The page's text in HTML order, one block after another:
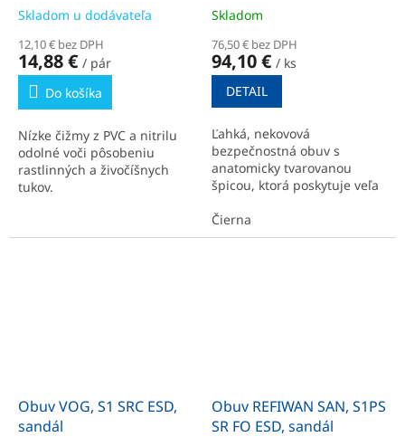
Skladom u dodávateľa
12,10 € bez DPH
14,88 € / pár
Do košíka
Nízke čižmy z PVC a nitrilu
odolné voči pôsobeniu
rastlinných a živočíšnych
tukov.
Skladom
76,50 € bez DPH
94,10 € / ks
DETAIL
Ľahká, nekovová
bezpečnostná obuv s
anatomicky tvarovanou
špicou, ktorá poskytuje veľa
prsty.
Čierna
Obuv VOG, S1 SRC ESD,
sandál
Obuv REFIWAN SAN, S1PS
SR FO ESD, sandál